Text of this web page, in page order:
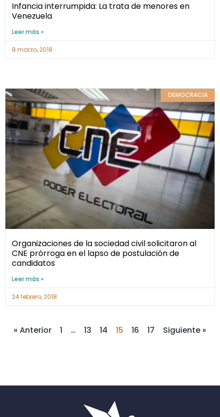
Infancia interrumpida: La trata de menores en
Venezuela
Leer más »
8 marzo, 2018
DEMOCRACIA
Organizaciones de la sociedad civil solicitaron al
CNE prórroga en el lapso de postulación de
candidatos
Leer más »
24 febrero, 2018
« Anterior 1 … 13 14 15 16 17 Siguiente »